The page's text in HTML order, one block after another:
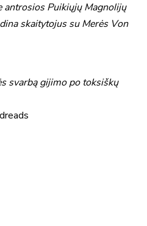
antrosios Puikiųjų Magnolijų
skaitytojus su Merės Von
svarbą gijimo po toksiškų